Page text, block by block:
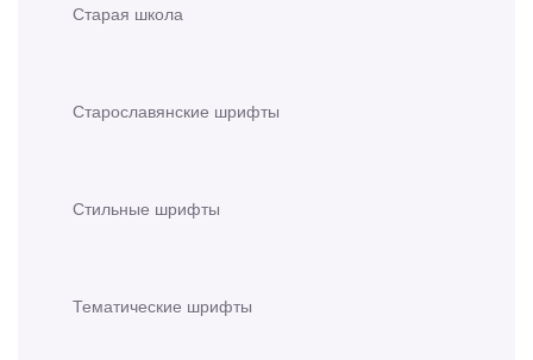
Старая школа
Старославянские шрифты
Стильные шрифты
Тематические шрифты